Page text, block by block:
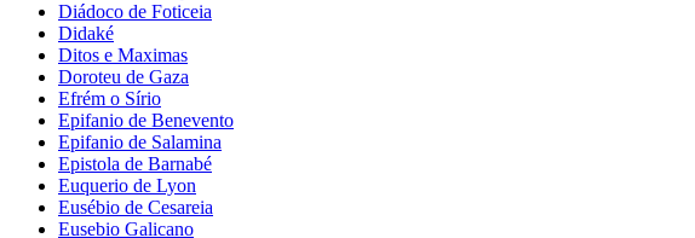
Diádoco de Foticeia
Didaké
Ditos e Maximas
Doroteu de Gaza
Efrém o Sírio
Epifanio de Benevento
Epifanio de Salamina
Epistola de Barnabé
Euquerio de Lyon
Eusébio de Cesareia
Eusebio Galicano